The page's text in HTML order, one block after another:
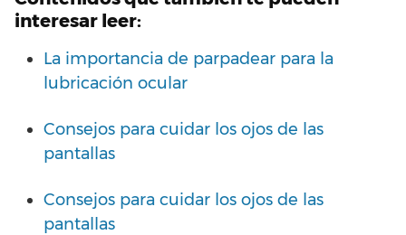
interesar leer:
La importancia de parpadear para la
lubricación ocular
Consejos para cuidar los ojos de las
pantallas
Consejos para cuidar los ojos de las
pantallas